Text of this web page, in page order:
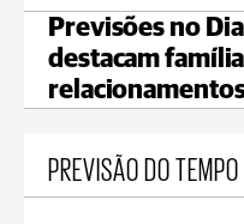
Previsões no
destacam
PREVISÃO DO TEMPO